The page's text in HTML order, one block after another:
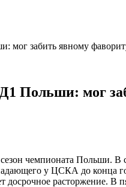
забить явному
Польши: мог
чемпионата Польши. В
у ЦСКА до конца
досрочное расторжение.